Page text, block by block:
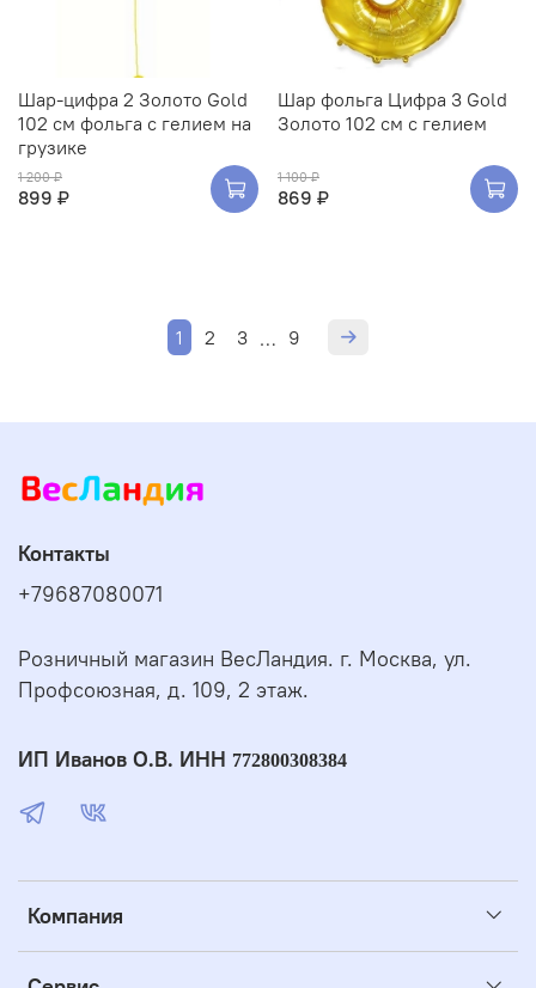
Шар-цифра 2 Золото Gold
102 см фольга с гелием на
грузике
1 200 ₽
899 ₽
Шар фольга Цифра 3 Gold
Золото 102 см с гелием
1 100 ₽
869 ₽
1 2 3 … 9
Компания
Контакты
+79687080071
Розничный магазин ВесЛандия. г. Москва, ул.
Профсоюзная, д. 109, 2 этаж.
ИП Иванов О.В. ИНН 772800308384